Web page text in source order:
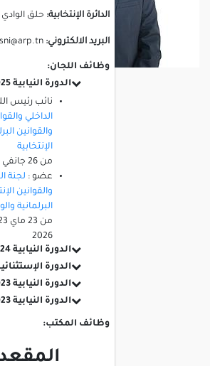
الدائرة الإنتخابية: حلق الوادي
البريد الالكتروني: hichem.hosni@arp.tn
وظائف اللجان:
الدورة النيابية 2025 - 2026
نائب رئيس
الداخلي
والقوانين
الإنتخابية
من26 جانفي 2026
عضو : لجنة
والقوانين
البرلمانية
من 23 ماي 2023
2026
الدورة النيابية 2024 - 2025
الدورة الإستثنائية
الدورة النيابية 2023 - 2024
الدورة النيابية 2023- 2023
وظائف المكتب: